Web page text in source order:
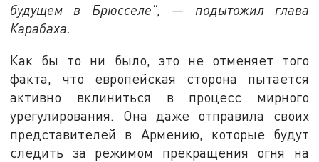
будущем в Брюсселе", — подытожил глава
Карабаха.
Как бы то ни было, это не отменяет того
факта, что европейская сторона пытается
активно вклиниться в процесс мирного
урегулирования. Она даже отправила своих
представителей в Армению, которые будут
следить за режимом прекращения огня на